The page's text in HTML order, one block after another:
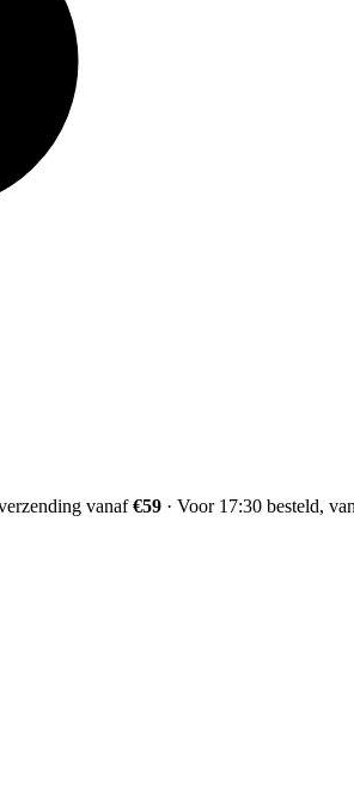
vanaf€59 · Voor 17:30 besteld,